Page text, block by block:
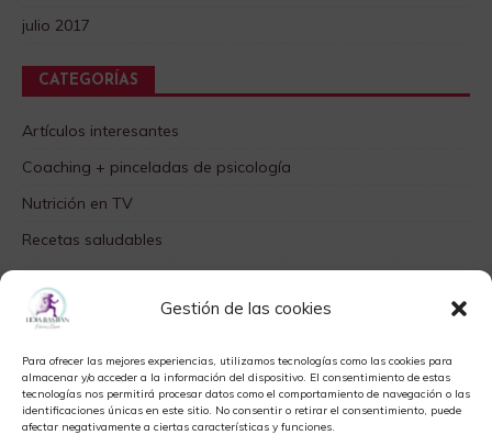
Gestión de las cookies
Para ofrecer las mejores experiencias, utilizamos tecnologías como las cookies para
almacenar y/o acceder a la información del dispositivo. El consentimiento de estas
tecnologías nos permitirá procesar datos como el comportamiento de navegación o las
identificaciones únicas en este sitio. No consentir o retirar el consentimiento, puede
afectar negativamente a ciertas características y funciones.
julio 2017
CATEGORÍAS
Artículos interesantes
Coaching + pinceladas de psicología
Nutrición en TV
Recetas saludables
SABORES DIFERENTES
Videos TOP
META
Acceder